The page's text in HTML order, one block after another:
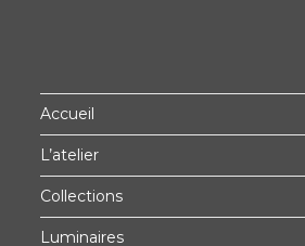
Accueil
L’atelier
Collections
Luminaires